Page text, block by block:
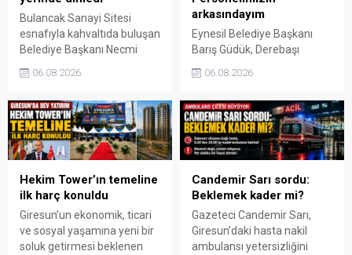
Bulancak Sanayi Sitesi
esnafıyla kahvaltıda buluşan
Belediye Başkanı Necmi
planlanan çalışmaları
da yaşadığı sorunları ve
beklentilerini doğrudan
Başkan Sıbıç’a aktardı.
06.08.2026
arkasındayım
Eynesil Belediye Başkanı
Barış Güdük, Derebaşı
üzerinden belediye ve
asılsız iddialar ortaya
atıldığını belirterek, “İftira ve
karalama siyasetiyle
çalışanlarımızın emeğinin
gölgelenmesine izin
vermeyeceğim” dedi.
06.08.2026
Hekim Tower’ın temeline
ilk harç konuldu
Giresun’un ekonomik, ticari
ve sosyal yaşamına yeni bir
soluk getirmesi beklenen
Candemir Sarı sordu:
Beklemek kader mi?
Gazeteci Candemir Sarı,
Giresun’daki hasta nakil
ambulansı yetersizliğini